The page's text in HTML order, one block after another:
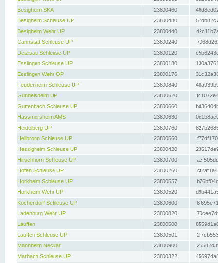
Besigheim SKA
23800460
Besigheim Schleuse UP
23800480
Besigheim Wehr UP
23800440
Cannstatt Schleuse UP
23800240
Deizisau Schleuse UP
23800120
Esslingen Schleuse UP
23800180
Esslingen Wehr OP
23800176
Feudenheim Schleuse UP
23800840
Gundelsheim UP
23800620
Guttenbach Schleuse UP
23800660
Hassmersheim AMS
23800630
Heidelberg UP
23800760
Heilbronn Schleuse UP
23800560
Hessigheim Schleuse UP
23800420
Hirschhorn Schleuse UP
23800700
Hofen Schleuse UP
23800260
Horkheim Schleuse UP
23800557
Horkheim Wehr UP
23800520
Kochendorf Schleuse UP
23800600
Ladenburg Wehr UP
23800820
Lauffen
23800500
Lauffen Schleuse UP
23800501
Mannheim Neckar
23800900
Marbach Schleuse UP
23800322